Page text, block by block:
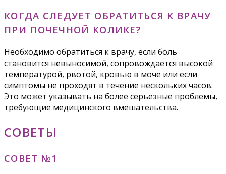
КОГДА СЛЕДУЕТ ОБРАТИТЬСЯ К ВРАЧУ
ПРИ ПОЧЕЧНОЙ КОЛИКЕ?
Необходимо обратиться к врачу, если боль
становится невыносимой, сопровождается высокой
температурой, рвотой, кровью в моче или если
симптомы не проходят в течение нескольких часов.
Это может указывать на более серьезные проблемы,
требующие медицинского вмешательства.
СОВЕТЫ
СОВЕТ №1